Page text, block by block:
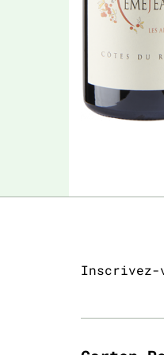
Inscrivez-